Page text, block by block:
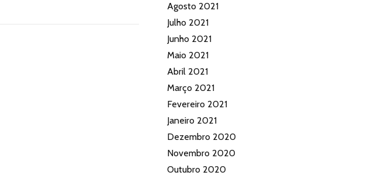
Agosto 2021
Julho 2021
Junho 2021
Maio 2021
Abril 2021
Março 2021
Fevereiro 2021
Janeiro 2021
Dezembro 2020
Novembro 2020
Outubro 2020